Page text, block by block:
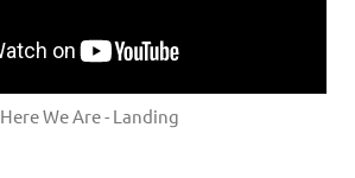
Here We Are - Landing